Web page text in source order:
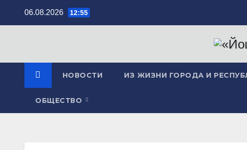
06.08.2026 12:55
НОВОСТИ ИЗ ЖИЗНИ ГОРОДА И
ОБЩЕСТВО